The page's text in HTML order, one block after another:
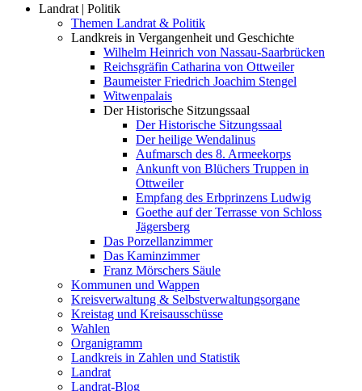
Landrat | Politik
Themen Landrat & Politik
Landkreis in Vergangenheit und Geschichte
Wilhelm Heinrich von Nassau-Saarbrücken
Reichsgräfin Catharina von Ottweiler
Baumeister Friedrich Joachim Stengel
Witwenpalais
Der Historische Sitzungssaal
Der Historische Sitzungssaal
Der heilige Wendalinus
Aufmarsch des 8. Armeekorps
Ankunft von Blüchers Truppen in
Ottweiler
Empfang des Erbprinzens Ludwig
Goethe auf der Terrasse von Schloss
Jägersberg
Das Porzellanzimmer
Das Kaminzimmer
Franz Mörschers Säule
Kommunen und Wappen
Kreisverwaltung & Selbstverwaltungsorgane
Kreistag und Kreisausschüsse
Wahlen
Organigramm
Landkreis in Zahlen und Statistik
Landrat
Landrat-Blog